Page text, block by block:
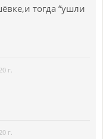
тогда “ушли
г.
г.